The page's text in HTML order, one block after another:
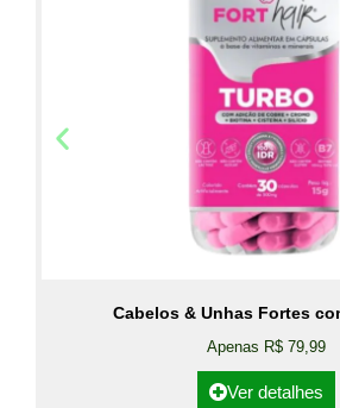
Cabelos & Unhas Fortes
Apenas R$ 79,99
Ver detalhes